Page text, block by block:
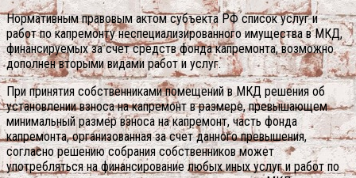
Нормативным правовым актом субъекта РФ список услуг и
работ по капремонту неспециализированного имущества в МКД,
финансируемых за счет средств фонда капремонта, возможно
дополнен вторыми видами работ и услуг.
При принятия собственниками помещений в МКД решения об
установлении взноса на капремонт в размере, превышающем
минимальный размер взноса на капремонт, часть фонда
капремонта, организованная за счет данного превышения,
согласно решению собрания собственников может
употребляться на финансирование любых иных услуг и работ по